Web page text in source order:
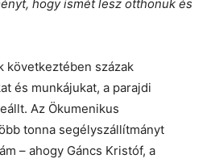
hogy ismét lesz otthonuk és
következtében százak
és munkájukat, a parajdi
Az Ökumenikus
tonna segélyszállítmányt
– ahogy Gáncs Kristóf, a